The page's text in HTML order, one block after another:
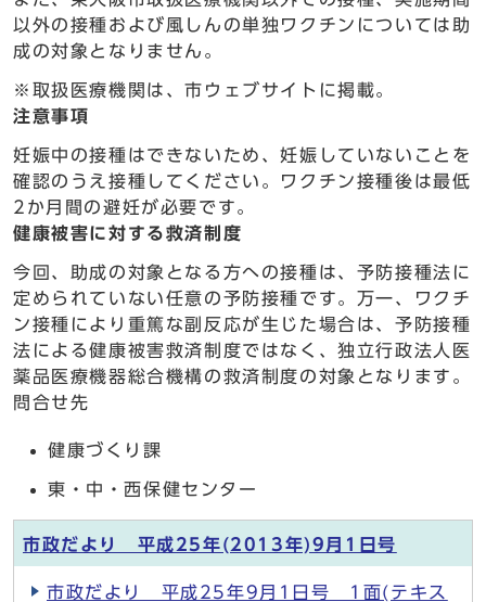
以外の接種および風しんの単独ワクチンについては助
成の対象となりません。
※取扱医療機関は、市ウェブサイトに掲載。
注意事項
妊娠中の接種はできないため、妊娠していないことを
確認のうえ接種してください。ワクチン接種後は最低
2か月間の避妊が必要です。
健康被害に対する救済制度
今回、助成の対象となる方への接種は、予防接種法に
定められていない任意の予防接種です。万一、ワクチ
ン接種により重篤な副反応が生じた場合は、予防接種
法による健康被害救済制度ではなく、独立行政法人医
薬品医療機器総合機構の救済制度の対象となります。
問合せ先
健康づくり課
東・中・西保健センター
市政だより 平成25年(2013年)9月1日号
市政だより 平成25年9月1日号 1面(テキス